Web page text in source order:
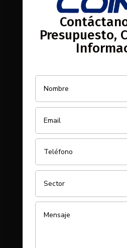
Presupuesto,